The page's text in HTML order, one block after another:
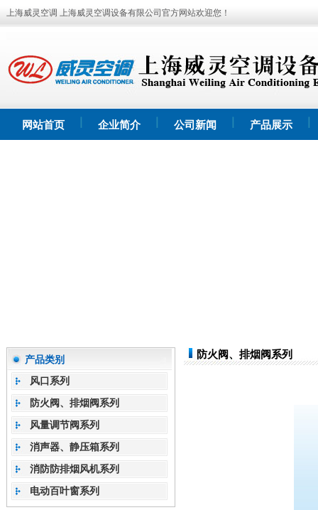
上海威灵空调 上海威灵空调设备有限公司官方网站欢迎您！
网站首页 企业简介 公司新闻 产品展示
产品类别
风口系列
防火阀、排烟阀系列
风量调节阀系列
消声器、静压箱系列
消防防排烟风机系列
电动百叶窗系列
防火阀、排烟阀系列